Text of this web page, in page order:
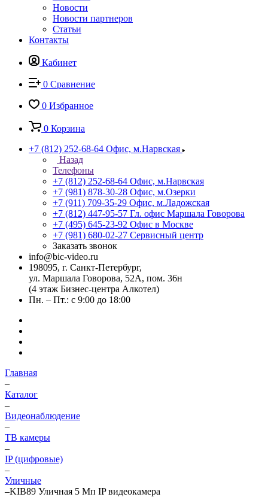
Новости
Новости партнеров
Статьи
Контакты
Кабинет
0 Сравнение
0 Избранное
0 Корзина
+7 (812) 252-68-64 Офис, м.Нарвская
Назад
Телефоны
+7 (812) 252-68-64 Офис, м.Нарвская
+7 (981) 878-30-28 Офис, м.Озерки
+7 (911) 709-35-29 Офис, м.Ладожская
+7 (812) 447-95-57 Гл. офис Маршала Говорова
+7 (495) 645-23-92 Офис в Москве
+7 (981) 680-02-27 Сервисный центр
Заказать звонок
info@bic-video.ru
198095, г. Санкт-Петербург,
ул. Маршала Говорова, 52А, пом. 36н
(4 этаж Бизнес-центра Алкотел)
Пн. – Пт.: с 9:00 до 18:00
Главная
–
Каталог
–
Видеонаблюдение
–
ТВ камеры
–
IP (цифровые)
–
Уличные
–KIB89 Уличная 5 Мп IP видеокамера